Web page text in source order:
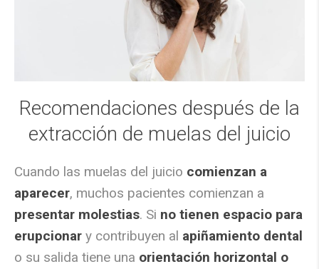
Recomendaciones después de la
extracción de muelas del juicio
Cuando las muelas del juicio comienzan a
aparecer, muchos pacientes comienzan a
presentar molestias. Si no tienen espacio para
erupcionar y contribuyen al apiñamiento dental
o su salida tiene una orientación horizontal o